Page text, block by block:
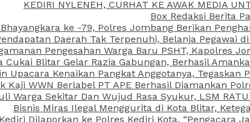
KEDIRI NYLENEH, CURHAT KE AWAK MEDIA
Box Redaksi Berita
ke -79, Polres Jombang Berikan
Daerah Tak Terpenuhi, Belanja Pegawai
Pengesahan Warga Baru PSHT, Kapolres
Cukai Blitar Gelar Razia Gabungan, Berhasil
Upacara Kenaikan Pangkat Anggotanya,
Kaji WWN Berlabel PT APE Berhasil Diamankan
Warga Sekitar Dan Wujud Rasa Syukur, LSM
Bisnis Miras Ilegal Menggurita di Kota Blitar,
Dilaporkan ke Polres Kediri Kota, “Pengacara